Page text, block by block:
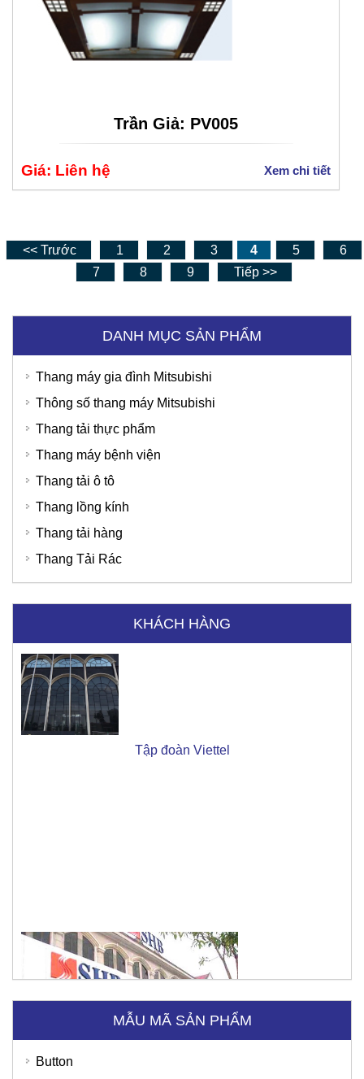
Trần Giả: PV005
Giá: Liên hệ Xem chi tiết
<< Trước 1 2 3 4 5
6
7
8 9 Tiếp >>
DANH MỤC SẢN PHẨM
Thang máy gia đình Mitsubishi
Thông số thang máy Mitsubishi
Thang tải thực phẩm
Thang máy bệnh viện
Thang tải ô tô
Thang lồng kính
Thang tải hàng
Thang Tải Rác
KHÁCH HÀNG
Bệnh Viện Quốc Tế Thu Cúc
Ngân hàng SHB
MẪU MÃ SẢN PHẨM
Button